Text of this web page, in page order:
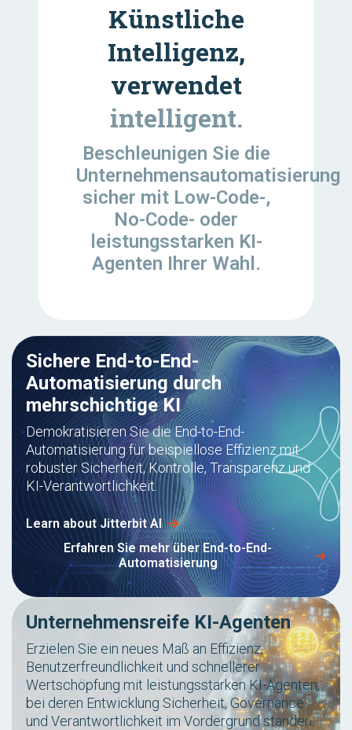
Künstliche
Intelligenz,
verwendet
intelligent.
Beschleunigen Sie die
Unternehmensautomatisierung
sicher mit Low-Code-,
No-Code- oder
leistungsstarken KI-
Agenten Ihrer Wahl.
Sichere End-to-End-
Automatisierung durch
mehrschichtige KI
Demokratisieren Sie die End-to-End-
Automatisierung für beispiellose Effizienz mit
robuster Sicherheit, Kontrolle, Transparenz und
KI-Verantwortlichkeit.
Learn about Jitterbit AI
Erfahren Sie mehr über End-to-End-
Automatisierung
Unternehmensreife KI-Agenten
Erzielen Sie ein neues Maß an Effizienz,
Benutzerfreundlichkeit und schnellerer
Wertschöpfung mit leistungsstarken KI-Agenten,
bei deren Entwicklung Sicherheit, Governance
und Verantwortlichkeit im Vordergrund standen.